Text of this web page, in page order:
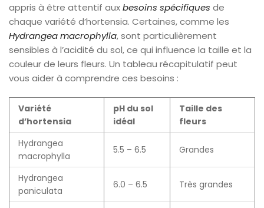
appris à être attentif auxbesoins spécifiques de
chaque variété d’hortensia. Certaines, comme les
Hydrangea macrophylla, sont particulièrement
sensibles à l’acidité du sol, ce qui influence la taille et la
couleur de leurs fleurs. Un tableau récapitulatif peut
vous aider à comprendre ces besoins :
Variété
d’hortensia
pH du sol
idéal
Taille des
fleurs
Hydrangea
macrophylla
5.5 – 6.5 Grandes
Hydrangea
paniculata
6.0 – 6.5 Très grandes